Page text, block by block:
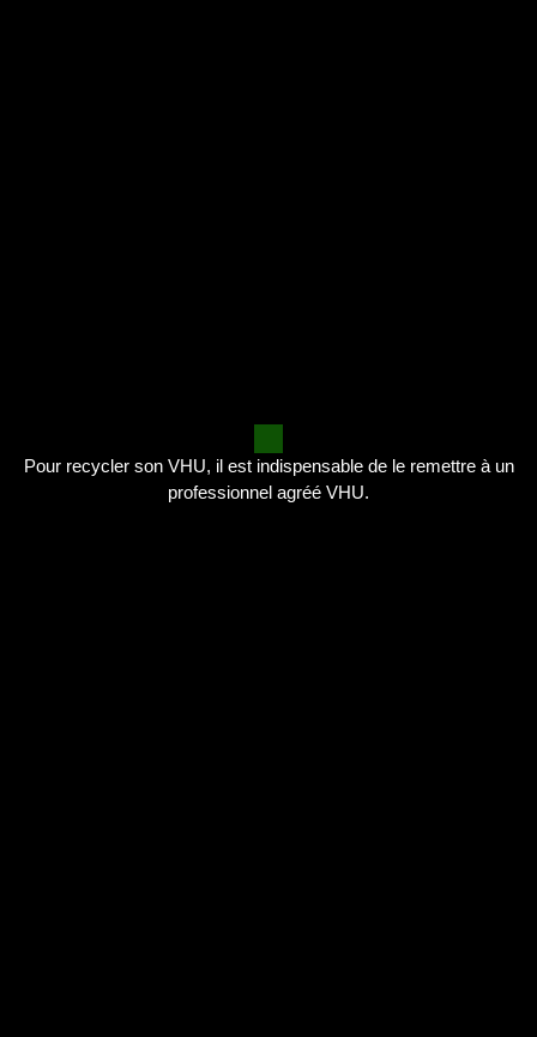
Pour recycler son VHU, il est indispensable de le remettre à un
professionnel agréé VHU.